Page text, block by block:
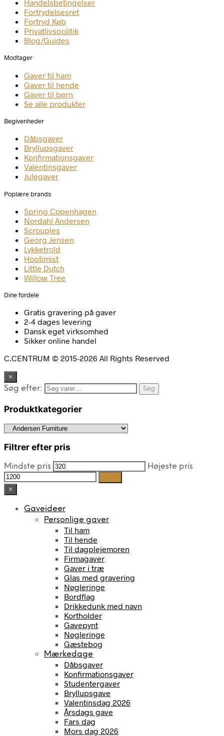
Handelsbetingelser
Fortrydelsesret
Fortryd Køb
Privatlivspolitik
Blog/Guides
Modtager
Gaver til ham
Gaver til hende
Gaver til børn
Se alle produkter
Begivenheder
Dåbsgaver
Bryllupsgaver
Konfirmationsgaver
Valentinsgaver
Julegaver
Poplære brands
Spring Copenhagen
Nordahl Andersen
Scrouples
Georg Jensen
Lykketrold
Hoptimist
Little Dutch
Willow Tree
Dine fordele
Gratis gravering på gaver
2-4 dages levering
Dansk eget virksomhed
Sikker online handel
C.CENTRUM © 2015-2026 All Rights Reserved
×
Søg efter: Søg
Produktkategorier
Filtrer efter pris
Mindste pris Højeste pris
×
Gaveideer
Personlige gaver
Til ham
Til hende
Til dagplejemoren
Firmagaver
Gaver i træ
Glas med gravering
Nøgleringe
Bordflag
Drikkedunk med navn
Kortholder
Gavepynt
Nøgleringe
Gæstebog
Mærkedage
Dåbsgaver
Konfirmationsgaver
Studentergaver
Bryllupsgave
Valentinsdag 2026
Årsdags gave
Fars dag
Mors dag 2026